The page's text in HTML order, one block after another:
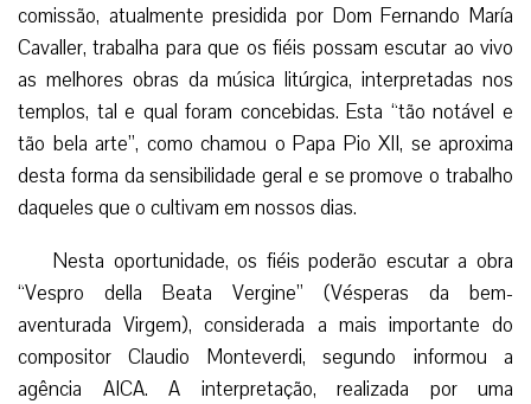
comissão, atualmente presidida por Dom Fernando María
Cavaller, trabalha para que os fiéis possam escutar ao vivo
as melhores obras da música litúrgica, interpretadas nos
templos, tal e qual foram concebidas. Esta “tão notável e
tão bela arte”, como chamou o Papa Pio XII, se aproxima
desta forma da sensibilidade geral e se promove o trabalho
daqueles que o cultivam em nossos dias.
Nesta oportunidade, os fiéis poderão escutar a obra
“Vespro della Beata Vergine” (Vésperas da bem-
aventurada Virgem), considerada a mais importante do
compositor Claudio Monteverdi, segundo informou a
agência AICA. A interpretação, realizada por uma